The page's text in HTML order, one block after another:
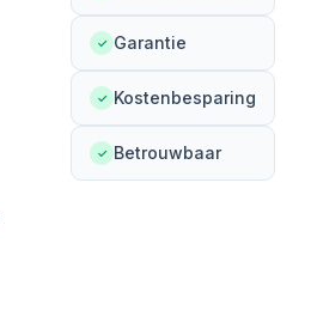
✓ Garantie
✓ Kostenbesparing
✓ Betrouwbaar